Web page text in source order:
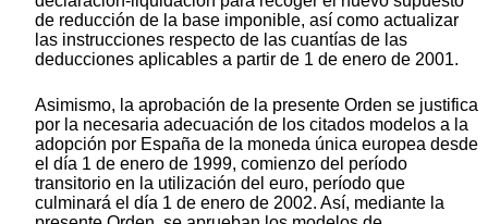
de reducción de la base imponible, así como actualizar
las instrucciones respecto de las cuantías de las
deducciones aplicables a partir de 1 de enero de 2001.
Asimismo, la aprobación de la presente Orden se justifica
por la necesaria adecuación de los citados modelos a la
adopción por España de la moneda única europea desde
el día 1 de enero de 1999, comienzo del período
transitorio en la utilización del euro, período que
culminará el día 1 de enero de 2002. Así, mediante la